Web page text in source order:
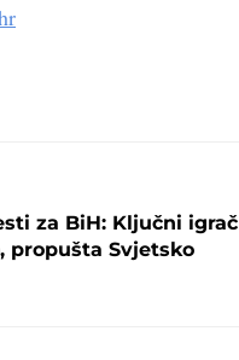
za BiH: Ključni igrač
propušta Svjetsko